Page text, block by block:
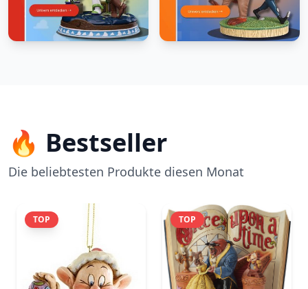
🔥 Bestseller
Die beliebtesten Produkte diesen Monat
TOP TOP